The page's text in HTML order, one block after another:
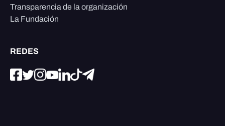
Transparencia de la organización
La Fundación
REDES